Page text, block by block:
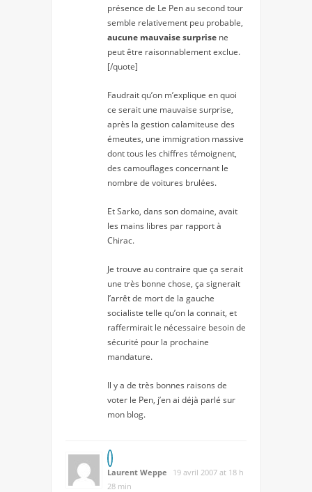
présence de Le Pen au second tour
semble relativement peu probable,
aucune mauvaise surprise ne
peut être raisonnablement exclue.
[/quote]
Faudrait qu’on m’explique en quoi
ce serait une mauvaise surprise,
après la gestion calamiteuse des
émeutes, une immigration massive
dont tous les chiffres témoignent,
des camouflages concernant le
nombre de voitures brulées.
Et Sarko, dans son domaine, avait
les mains libres par rapport à
Chirac.
Je trouve au contraire que ça serait
une très bonne chose, ça signerait
l’arrêt de mort de la gauche
socialiste telle qu’on la connait, et
raffermirait le nécessaire besoin de
sécurité pour la prochaine
mandature.
Il y a de très bonnes raisons de
voter le Pen, j’en ai déjà parlé sur
mon blog.
Laurent Weppe
19 avril 2007 at 18 h
28 min